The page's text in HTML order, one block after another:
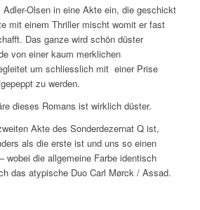
Olsen in eine Akte ein, die geschickt
mit einem Thriller mischt womit er fast
Das ganze wird schön düster
von einer kaum merklichen
um schliesslich mit einer Prise
zu werden.
dieses Romans ist wirklich düster.
Akte des Sonderdezernat Q ist,
als die erste ist und uns so einen
wobei die allgemeine Farbe identisch
das atypische Duo Carl Mørck / Assad.